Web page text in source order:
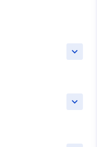
keyboard_arrow_down
keyboard_arrow_down